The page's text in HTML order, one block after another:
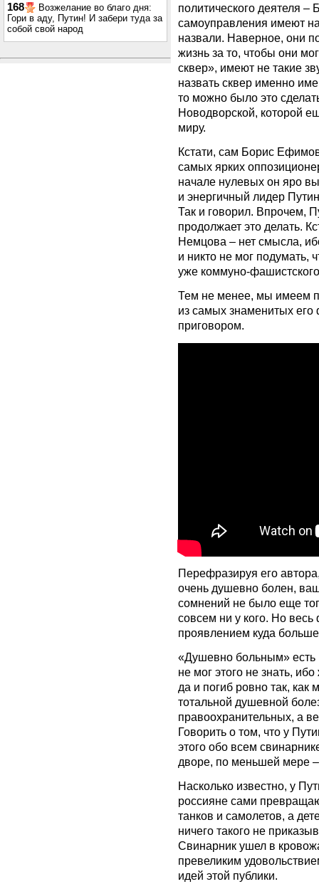
168
Возжелание во благо дня:
Гори в аду, Путин! И забери туда за
собой свой народ
политического деятеля
самоуправления имеют
назвали. Наверное, они
жизнь за то, чтобы они
сквер», имеют не такие
назвать сквер именно
то можно было это
Новодворской, которой
миру.
Кстати, сам Борис
самых ярких
начале нулевых он яро
и энергичный лидер
Так и говорил. Впрочем,
продолжает это делать.
Немцова – нет смысла,
и никто не мог подумать,
уже коммуно-
Тем не менее, мы имеем
из самых знаменитых
приговором.
Перефразируя его
очень душевно болен,
сомнений не было еще
совсем ни у кого. Но
проявлением куда
«Душевно больным»
не мог этого не знать,
да и погиб ровно так, как
тотальной душевной
правоохранительных, а
Говорить о том, что у
этого обо всем
дворе, по меньшей мере
Насколько известно, у
россияне сами
танков и самолетов, а
ничего такого не
Свинарник ушел в
превеликим
идей этой публики.